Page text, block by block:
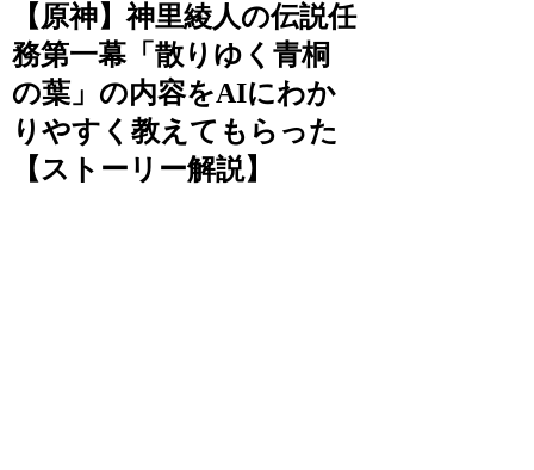
【原神】神里綾人の伝説任
務第一幕「散りゆく青桐
の葉」の内容をAIにわか
りやすく教えてもらった
【ストーリー解説】